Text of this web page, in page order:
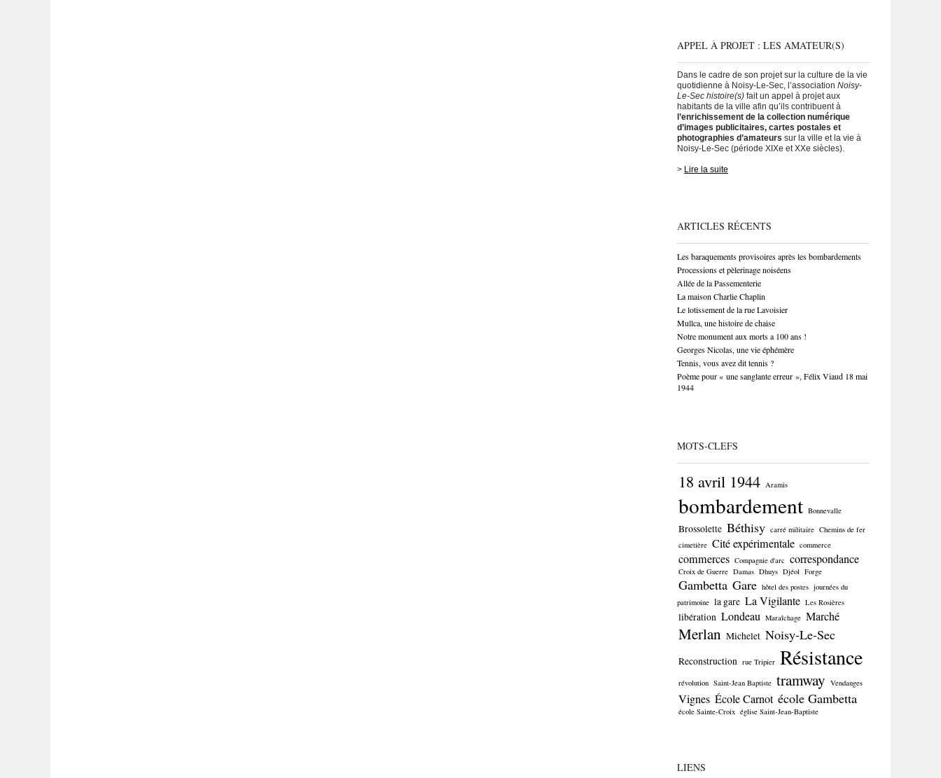
APPEL À PROJET : LES AMATEUR(S)
Dans le cadre de son projet sur la culture de la vie
quotidienne à Noisy-Le-Sec, l’association Noisy-
Le-Sec histoire(s) fait un appel à projet aux
habitants de la ville afin qu’ils contribuent à
l’enrichissement de la collection numérique
d’images publicitaires, cartes postales et
photographies d’amateurs sur la ville et la vie à
Noisy-Le-Sec (période XIXe et XXe siècles).
> Lire la suite
ARTICLES RÉCENTS
Les baraquements provisoires après les bombardements
Processions et pèlerinage noiséens
Allée de la Passementerie
La maison Charlie Chaplin
Le lotissement de la rue Lavoisier
Mullca, une histoire de chaise
Notre monument aux morts a 100 ans !
Georges Nicolas, une vie éphémère
Tennis, vous avez dit tennis ?
Poème pour « une sanglante erreur », Félix Viaud 18 mai
1944
MOTS-CLEFS
18 avril 1944 Aramis
bombardement Bonnevalle
Brossolette Béthisy carré militaire Chemins de fer
cimetière Cité expérimentale commerce
commerces Compagnie d'arc correspondance
Croix de Guerre Damas Dhuys Djéol Forge
Gambetta Gare hôtel des postes journées du
patrimoine la gare La Vigilante Les Rosières
libération Londeau Maraîchage Marché
Merlan Michelet Noisy-Le-Sec
Reconstruction rue Tripier Résistance
révolution Saint-Jean Baptiste tramway Vendanges
Vignes École Carnot école Gambetta
école Sainte-Croix église Saint-Jean-Baptiste
LIENS